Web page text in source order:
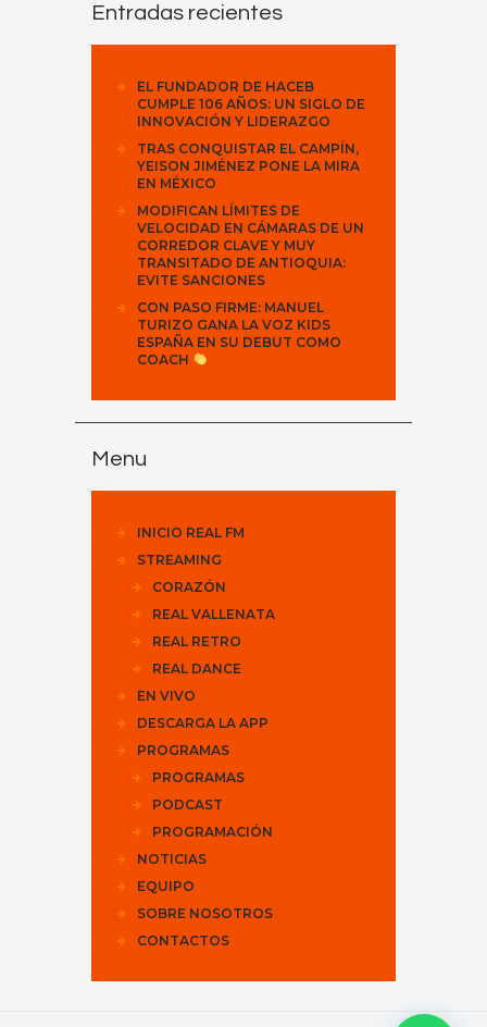
Entradas recientes
EL FUNDADOR DE HACEB
CUMPLE 106 AÑOS: UN SIGLO DE
INNOVACIÓN Y LIDERAZGO
TRAS CONQUISTAR EL CAMPÍN,
YEISON JIMÉNEZ PONE LA MIRA
EN MÉXICO
MODIFICAN LÍMITES DE
VELOCIDAD EN CÁMARAS DE UN
CORREDOR CLAVE Y MUY
TRANSITADO DE ANTIOQUIA:
EVITE SANCIONES
CON PASO FIRME: MANUEL
TURIZO GANA LA VOZ KIDS
ESPAÑA EN SU DEBUT COMO
COACH
Menu
INICIO REAL FM
STREAMING
CORAZÓN
REAL VALLENATA
REAL RETRO
REAL DANCE
EN VIVO
DESCARGA LA APP
PROGRAMAS
PROGRAMAS
PODCAST
PROGRAMACIÓN
NOTICIAS
EQUIPO
SOBRE NOSOTROS
CONTACTOS